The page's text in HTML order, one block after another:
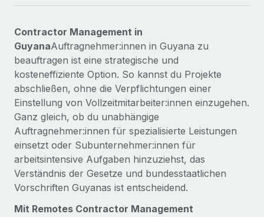
Integrationen
Tools
DIENSTLEISTUNGEN
Frag unsere Expert:innen
Hilfe von Expert:innen für globale HR & Compliance
Background-Checks
Einfacheres Bewerber:innen-Screening
Compliance Watchtower
Lückenlose Compliance
Geräteverwaltung
Flexible Einbettung von Global-HR-Funktionen in deine
Partner werden
Entdecke die Möglichkeiten einer Partnerschaft
Remote Build Demnächst verfügbar
Beratung zu Integrationen und KI-Automatisierung
FALLSTUDIEN
So hat der KI-Vorreiter Weaviate sein Team mit
Remote um 120 % vergrößert
Weaviate auf einen Blick Weaviate entwickelt KI-basierte
Open-Source-Infrastrukturen. Das...
Webinare
Events
Newsroom
Informationen zu Gehältern und Qualifikationen
Insights Center
Hol dir Unterstützung
Alle Ressourcen anzeigen
BLOG
Globale Payroll
Contractor Management in
GuyanaAuftragnehmer:innen in Guyana zu
beauftragen ist eine strategische und
kosteneffiziente Option. So kannst du Projekte
abschließen, ohne die Verpflichtungen einer
Einstellung von Vollzeitmitarbeiter:innen einzugehen.
Ganz gleich, ob du unabhängige
Auftragnehmer:innen für spezialisierte Leistungen
einsetzt oder Subunternehmer:innen für
arbeitsintensive Aufgaben hinzuziehst, das
Verständnis der Gesetze und bundesstaatlichen
Vorschriften Guyanas ist entscheidend.
Mit Remotes Contractor Management